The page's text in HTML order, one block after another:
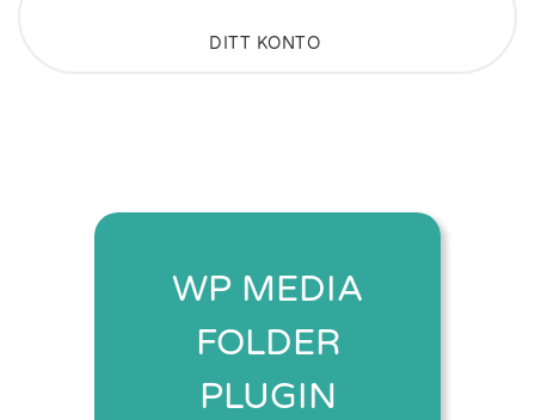
DITT KONTO
WP MEDIA
FOLDER
PLUGIN